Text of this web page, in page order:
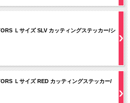
Ｌサイズ SLV カッティングステッカー/シ
Ｌサイズ RED カッティングステッカー/